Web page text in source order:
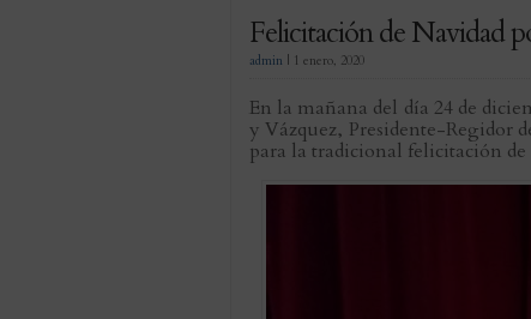
Felicitación de Navidad
admin | 1 enero, 2020
En la mañana del día 24 de
y Vázquez, Presidente-Regidor
para la tradicional felicitación